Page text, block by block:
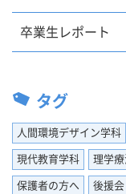
卒業生レポート
タグ
人間環境デザイン学科
現代教育学科 理学
保護者の方へ 後援会